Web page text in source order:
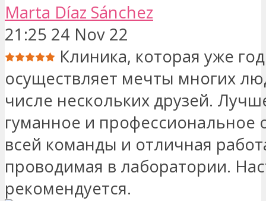
Marta Díaz Sánchez
21:25 24 Nov 22
Клиника, которая уже год
осуществляет мечты многих
числе нескольких друзей.
гуманное и профессиональное
всей команды и отличная
проводимая в лаборатории.
рекомендуется.